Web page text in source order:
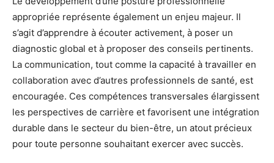
appropriée représente également un enjeu majeur. Il
s’agit d’apprendre à écouter activement, à poser un
diagnostic global et à proposer des conseils pertinents.
La communication, tout comme la capacité à travailler en
collaboration avec d’autres professionnels de santé, est
encouragée. Ces compétences transversales élargissent
les perspectives de carrière et favorisent une intégration
durable dans le secteur du bien-être, un atout précieux
pour toute personne souhaitant exercer avec succès.